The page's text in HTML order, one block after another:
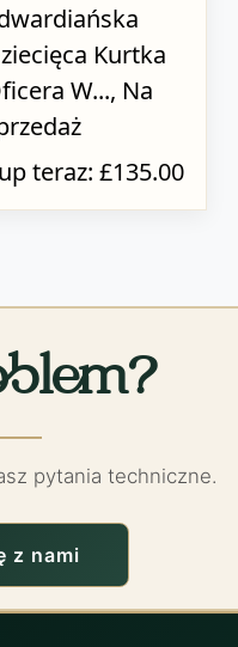
Kurtka
W..., Na
teraz: £135.00
pytania techniczne.
z nami